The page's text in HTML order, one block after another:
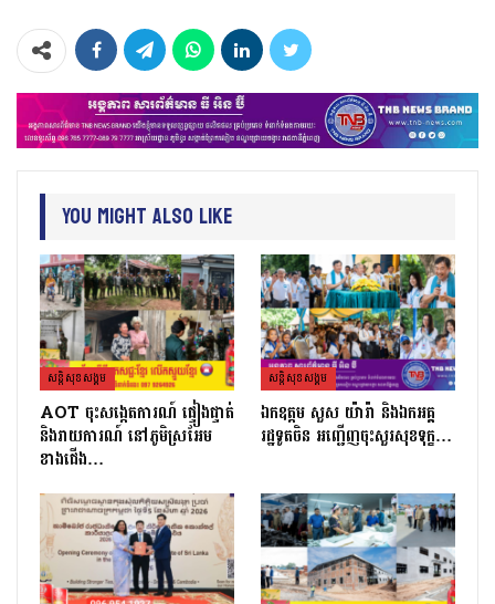
You Might Also Like
សន្តិសុខសង្គម
AOT ចុះសង្កេតការណ៍ ផ្ទៀងផ្ទាត់
និងរាយការណ៍ នៅភូមិស្រអែម
ខាងជើង…
សន្តិសុខសង្គម
ឯកឧត្តម សួស យ៉ារ៉ា និងឯកអគ្គ
រដ្ឋទូតចិន អញ្ជើញចុះសួរសុខទុក្ខ…